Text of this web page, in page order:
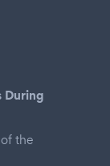
During
the